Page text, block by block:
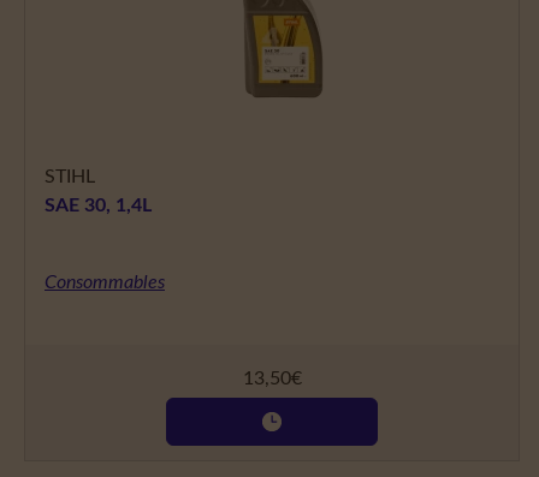
STIHL
SAE 30, 1,4L
Consommables
13,50€